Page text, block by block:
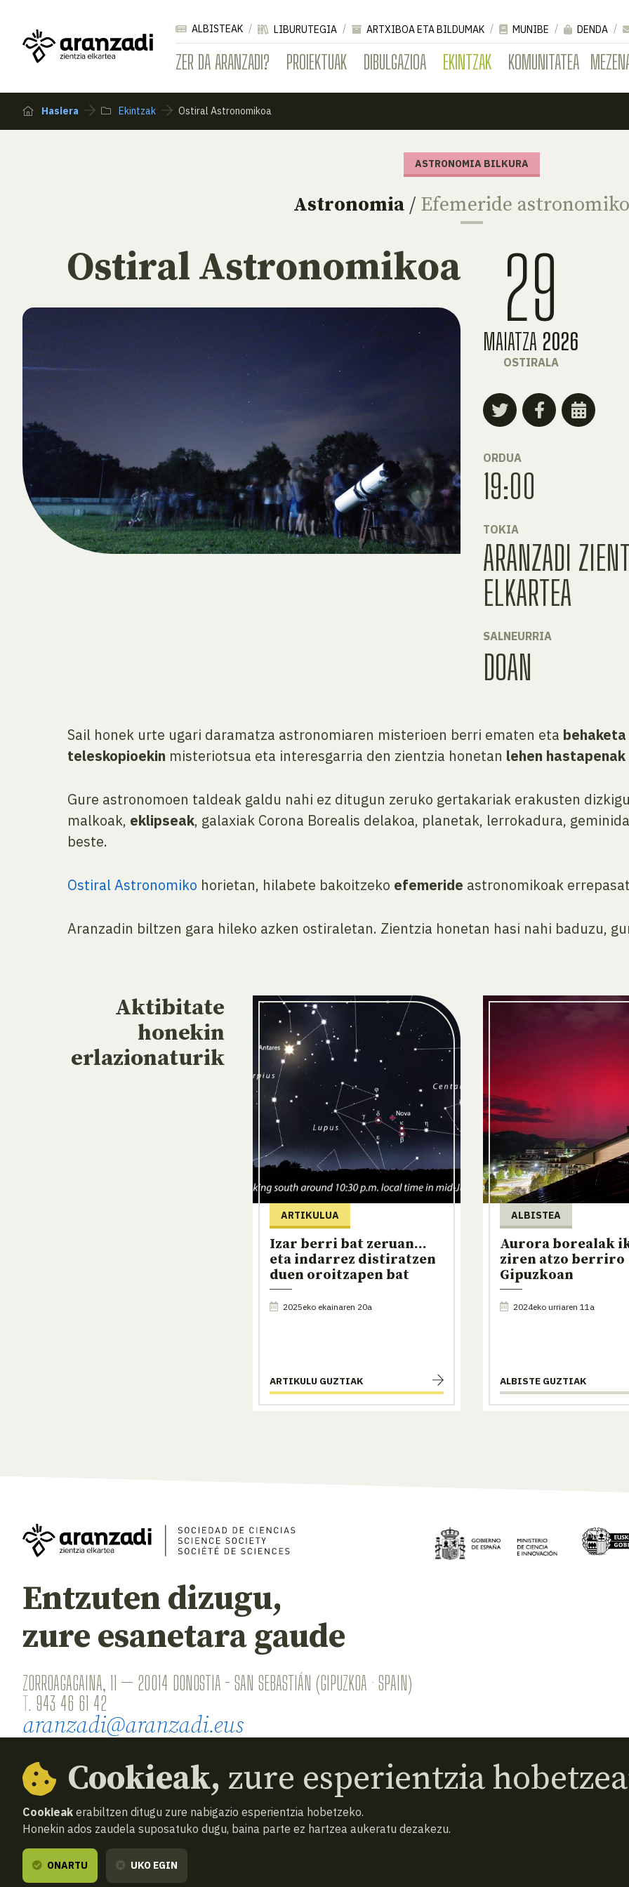
ZER DA ARANZADI? PROIEKTUAK DIBULGAZIOA EKINTZAK KOMUNITATEA
ALBISTEAK LIBURUTEGIA ARTXIBOA ETA BILDUMAK MUNIBE DENDA
Hasiera Ekintzak Ostiral Astronomikoa
ASTRONOMIA BILKURA
Astronomia/ Efemeride
Ostiral Astronomikoa 29
MAIATZA 2026
OSTIRALA
ORDUA
19:00
TOKIA
ARANZADI
ELKARTEA
SALNEURRIA
DOAN
Sail honek urte ugari daramatza astronomiaren misterioen berri ematen eta behaketa
teleskopioekin misteriotsua eta interesgarria den zientzia honetan lehen hastapenak
Gure astronomoen taldeak galdu nahi ez ditugun zeruko gertakariak erakusten
malkoak, eklipseak, galaxiak Corona Borealis delakoa, planetak, lerrokadura,
beste.
Ostiral Astronomiko horietan, hilabete bakoitzeko efemeride astronomikoak
Aranzadin biltzen gara hileko azken ostiraletan. Zientzia honetan hasi nahi baduzu,
Aktibitate
honekin
erlazionaturik
ARTIKULUA
Izar berri bat zeruan...
eta indarrez distiratzen
duen oroitzapen bat
2025eko ekainaren 20a
ARTIKULU GUZTIAK
ALBISTEA
Aurora borealak
ziren atzo berriro
Gipuzkoan
2024eko urriaren 11a
ALBISTE GUZTIAK
Entzuten dizugu,
zure esanetara gaude
ZORROAGAGAINA, 11 — 20014 DONOSTIA - SAN SEBASTIÁN (GIPUZKOA · SPAIN)
T. 943 46 61 42
aranzadi@aranzadi.eus
Aranzadi — Zientzia elkartea
Cookieak, zure esperientzia
Cookieak erabiltzen ditugu zure nabigazio esperientzia hobetzeko.
Honekin ados zaudela suposatuko dugu, baina parte ez hartzea aukeratu dezakezu.
ONARTU UKO EGIN